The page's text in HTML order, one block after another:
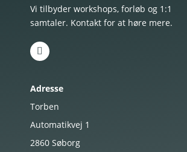
Vi tilbyder workshops, forløb og 1:1
samtaler. Kontakt for at høre mere.
Adresse
Torben
Automatikvej 1
2860 Søborg